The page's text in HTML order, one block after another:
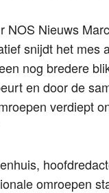
NOS Nieuws
snijdt het mes
nog bredere
en door de
verdiept
omroepen